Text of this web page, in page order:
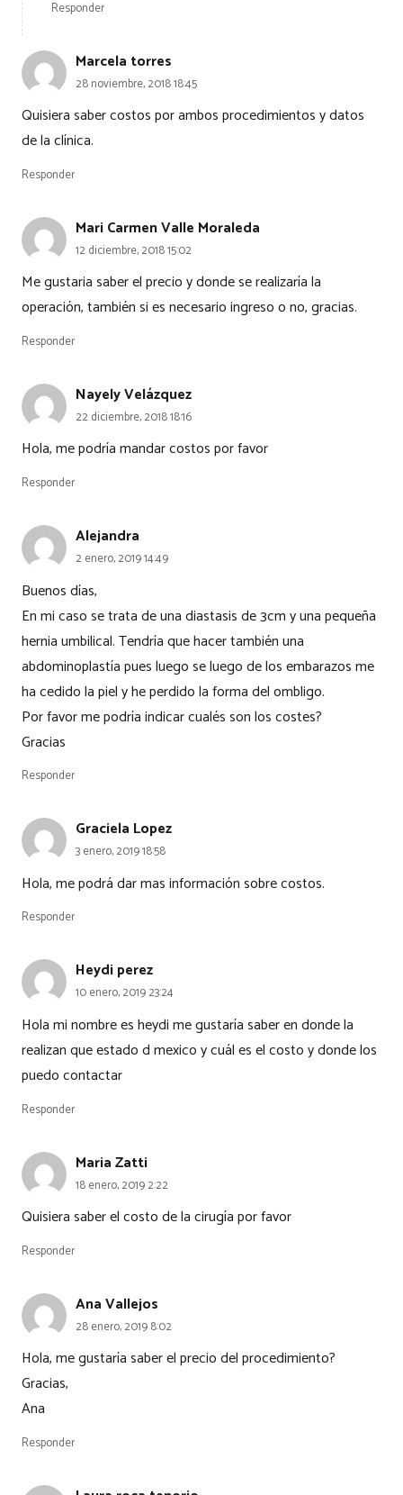
Responder
Marcela torres
28 noviembre, 2018 18:45
Quisiera saber costos por ambos procedimientos y datos
de la clínica.
Responder
Mari Carmen Valle Moraleda
12 diciembre, 2018 15:02
Me gustaria saber el precio y donde se realizaría la
operación, también si es necesario ingreso o no, gracias.
Responder
Nayely Velázquez
22 diciembre, 2018 18:16
Hola, me podría mandar costos por favor
Responder
Alejandra
2 enero, 2019 14:49
Buenos días,
En mi caso se trata de una diastasis de 3cm y una pequeña
hernia umbilical. Tendría que hacer también una
abdominoplastía pues luego se luego de los embarazos me
ha cedido la piel y he perdido la forma del ombligo.
Por favor me podría indicar cualés son los costes?
Gracias
Responder
Graciela Lopez
3 enero, 2019 18:58
Hola, me podrá dar mas información sobre costos.
Responder
Heydi perez
10 enero, 2019 23:24
Hola mi nombre es heydi me gustaría saber en donde la
realizan que estado d mexico y cuál es el costo y donde los
puedo contactar
Responder
Maria Zatti
18 enero, 2019 2:22
Quisiera saber el costo de la cirugía por favor
Responder
Ana Vallejos
28 enero, 2019 8:02
Hola, me gustaría saber el precio del procedimiento?
Gracias,
Ana
Responder